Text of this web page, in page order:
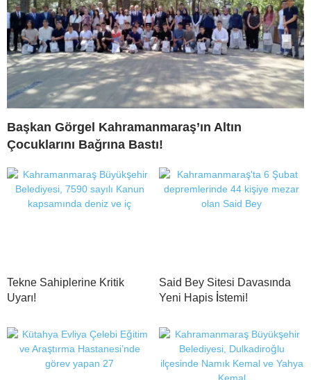
Başkan Görgel Kahramanmaraş’ın Altın
Çocuklarını Bağrına Bastı!
Tekne Sahiplerine Kritik
Uyarı!
Said Bey Sitesi Davasında
Yeni Hapis İstemi!